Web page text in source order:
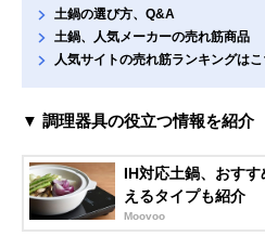
土鍋の選び方、Q&A
土鍋、人気メーカーの売れ筋商品
人気サイトの売れ筋ランキングはこ
▼ 調理器具の役立つ情報を紹介
IH対応土鍋、おす
えるタイプも紹介
Moovoo